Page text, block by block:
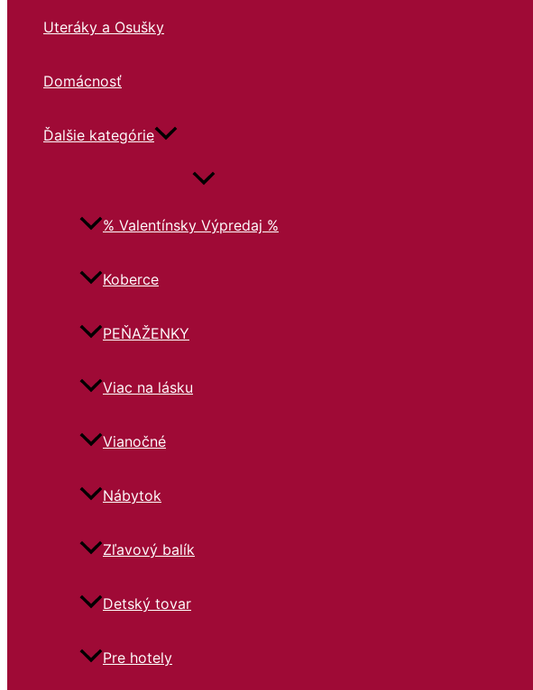
Uteráky a Osušky
Domácnosť
Ďalšie kategórie
% Valentínsky Výpredaj %
Koberce
PEŇAŽENKY
Viac na lásku
Vianočné
Nábytok
Zľavový balík
Detský tovar
Pre hotely